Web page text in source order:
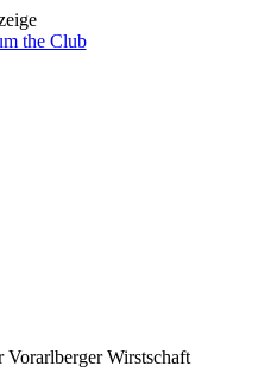
Wirstschaft